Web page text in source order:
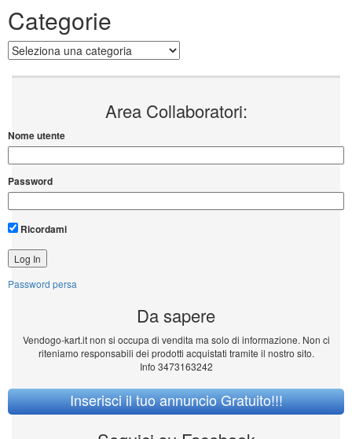
Categorie
Categorie
Area Collaboratori:
Nome utente
Password
Ricordami
Password persa
Da sapere
Vendogo-kart.it non si occupa di vendita ma solo di informazione. Non ci
riteniamo responsabili dei prodotti acquistati tramite il nostro sito.
Info 3473163242
Inserisci il tuo annuncio Gratuito!!!